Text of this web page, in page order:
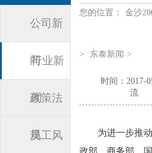
公司新
闻
行业新
闻
政策法
规
员工风
您的位置： 金沙
> 东泰新闻 >
时间：2017-
流
为进一步推